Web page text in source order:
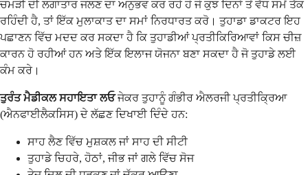
ਚਮੜੀ ਦੀ ਲਗਾਤਾਰ ਜਲਣ ਦਾ ਅਨੁਭਵ ਕਰ ਰਹੇ ਹੋ ਜੋ ਕੁਝ ਦਿਨਾਂ ਤੋਂ ਵੱਧ ਸਮੇਂ ਤੱਕ
ਰਹਿੰਦੀ ਹੈ, ਤਾਂ ਇੱਕ ਮੁਲਾਕਾਤ ਦਾ ਸਮਾਂ ਨਿਰਧਾਰਤ ਕਰੋ। ਤੁਹਾਡਾ ਡਾਕਟਰ ਇਹ
ਪਛਾਣਨ ਵਿੱਚ ਮਦਦ ਕਰ ਸਕਦਾ ਹੈ ਕਿ ਤੁਹਾਡੀਆਂ ਪ੍ਰਤੀਕਿਰਿਆਵਾਂ ਕਿਸ ਚੀਜ਼
ਕਾਰਨ ਹੋ ਰਹੀਆਂ ਹਨ ਅਤੇ ਇੱਕ ਇਲਾਜ ਯੋਜਨਾ ਬਣਾ ਸਕਦਾ ਹੈ ਜੋ ਤੁਹਾਡੇ ਲਈ
ਕੰਮ ਕਰੇ।
ਤੁਰੰਤ ਮੈਡੀਕਲ ਸਹਾਇਤਾ ਲਓਜੇਕਰ ਤੁਹਾਨੂੰ ਗੰਭੀਰ ਐਲਰਜੀ ਪ੍ਰਤੀਕ੍ਰਿਆ
(ਐਨਫਾਈਲੈਕਸਿਸ) ਦੇ ਲੱਛਣ ਦਿਖਾਈ ਦਿੰਦੇ ਹਨ:
ਸਾਹ ਲੈਣ ਵਿੱਚ ਮੁਸ਼ਕਲ ਜਾਂ ਸਾਹ ਦੀ ਸੀਟੀ
ਤੁਹਾਡੇ ਚਿਹਰੇ, ਹੋਠਾਂ, ਜੀਭ ਜਾਂ ਗਲੇ ਵਿੱਚ ਸੋਜ